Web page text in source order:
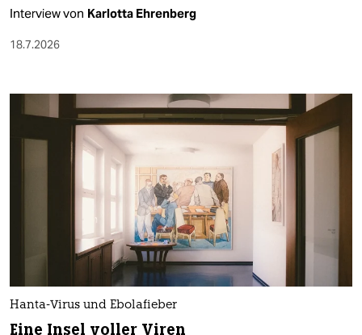
Interview von Karlotta Ehrenberg
18.7.2026
Hanta-Virus und Ebolafieber
Eine Insel voller Viren